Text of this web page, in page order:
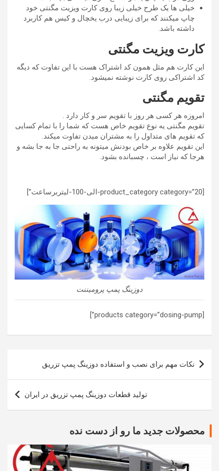
خیلی ها یک طرح خیلی زیبا روی کارت ویزیت مگنتی خود
چاپ میکنند که برای زیبایی درب یخچال و کیس هم کاربرد
داشته باشد.
کارت ویزیت مگنتی
این کارت هم مثل همون کد اشتراک هست با این تفاوت که دیگه
کد اشتراکی روی کارت نوشته نمیشود.
تقویم مگنتی
امروزه هر کسی هر روز با تقویم سر و کار دارد .
تقویم مگنتی یه نوع تقویم خاص هست که شما را با تمام کسایی
که تقویم های متداول را به مشتران میدن تفاوت میکند.
این تقویم علاوه بر خاص بودنش میتونه به راحتی جا به جا بشه و
هرجا که نیاز است ، چسبانده بشود.
[product_category category=”20-الی-100-لیتربرساعت”]
دوزینگ پمپ پرومیننت
[products category=”dosing-pump”]
راهبری
نوشته
نکات مهم برای نصب و استفاده دوزینگ پمپ تزریق
تولید قطعات دوزینگ پمپ تزریق در ایران
محصولات جدید ما رو از دست نده